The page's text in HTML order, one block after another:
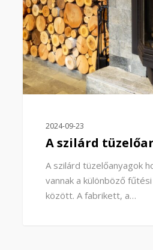
2024-09-23
A szilárd
A szilárd tüzelőanyagok
vannak a különböző
között. A fabrikett, a…